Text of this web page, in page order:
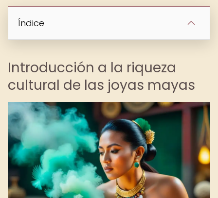
Índice
Introducción a la riqueza
cultural de las joyas mayas